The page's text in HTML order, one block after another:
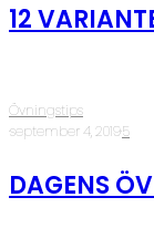
12
Övningstips
·september 4, 2019·5
DAGENS